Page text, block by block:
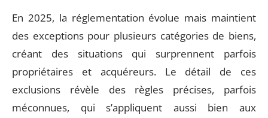
En 2025, la réglementation évolue mais maintient
des exceptions pour plusieurs catégories de biens,
créant des situations qui surprennent parfois
propriétaires et acquéreurs. Le détail de ces
exclusions révèle des règles précises, parfois
méconnues, qui s’appliquent aussi bien aux